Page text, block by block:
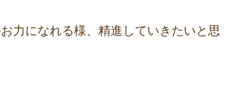
力になれる様、精進していきたいと思